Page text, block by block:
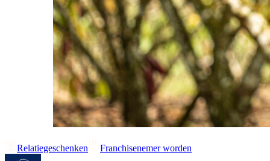
Relatiegeschenken Franchisenemer worden